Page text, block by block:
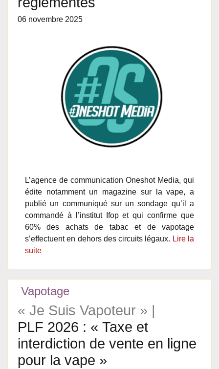
06 novembre 2025
L’agence de communication Oneshot Media, qui
édite notamment un magazine sur la vape, a
publié un communiqué sur un sondage qu’il a
commandé à l’institut Ifop et qui confirme que
60% des achats de tabac et de vapotage
s’effectuent en dehors des circuits légaux. Lire la
suite
Vapotage
« Je Suis Vapoteur » |
PLF 2026 : « Taxe et
interdiction de vente en ligne
pour la vape »